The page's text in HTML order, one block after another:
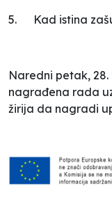
5.
Kad istina
Naredni petak,
nagrađena rada
žirija da nagradi